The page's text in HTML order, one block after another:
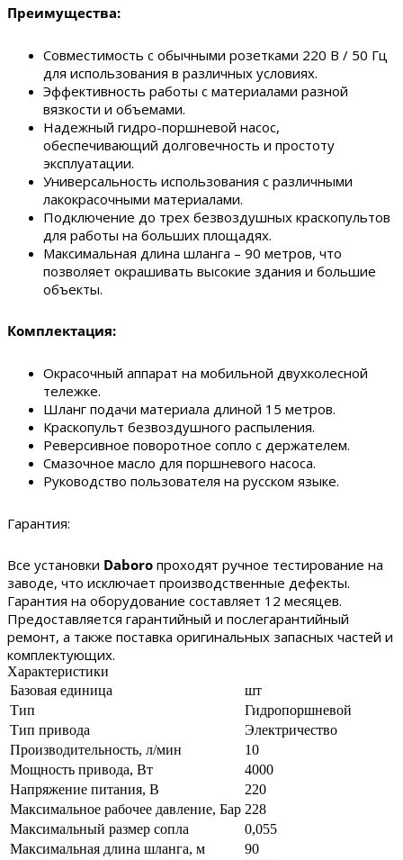
Преимущества:
Совместимость с обычными розетками 220 В / 50 Гц
для использования в различных условиях.
Эффективность работы с материалами разной
вязкости и объемами.
Надежный гидро-поршневой насос,
обеспечивающий долговечность и простоту
эксплуатации.
Универсальность использования с различными
лакокрасочными материалами.
Подключение до трех безвоздушных краскопультов
для работы на больших площадях.
Максимальная длина шланга – 90 метров, что
позволяет окрашивать высокие здания и большие
объекты.
Комплектация:
Окрасочный аппарат на мобильной двухколесной
тележке.
Шланг подачи материала длиной 15 метров.
Краскопульт безвоздушного распыления.
Реверсивное поворотное сопло с держателем.
Смазочное масло для поршневого насоса.
Руководство пользователя на русском языке.
Гарантия:
Все установки Daboro проходят ручное тестирование на
заводе, что исключает производственные дефекты.
Гарантия на оборудование составляет 12 месяцев.
Предоставляется гарантийный и послегарантийный
ремонт, а также поставка оригинальных запасных частей и
комплектующих.
Характеристики
Базовая единица
шт
Тип
Гидропоршневой
Тип привода
Электричество
Производительность, л/мин
10
Мощность привода, Вт
4000
Напряжение питания, В
220
Максимальное рабочее давление, Бар 228
Максимальный размер сопла
0,055
Максимальная длина шланга, м
90